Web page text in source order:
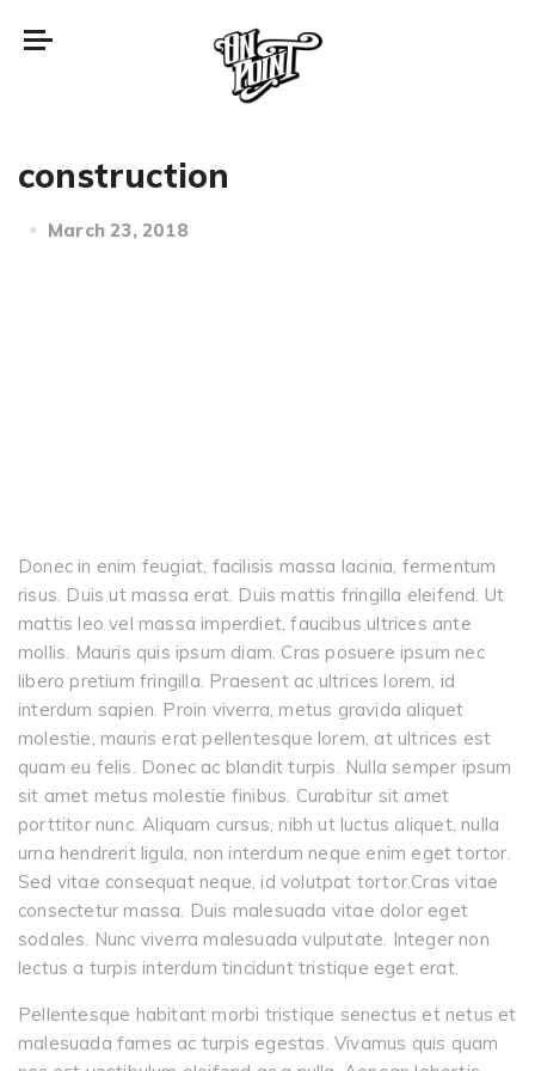
construction
March 23, 2018
Donec in enim feugiat, facilisis massa lacinia, fermentum
risus. Duis ut massa erat. Duis mattis fringilla eleifend. Ut
mattis leo vel massa imperdiet, faucibus ultrices ante
mollis. Mauris quis ipsum diam. Cras posuere ipsum nec
libero pretium fringilla. Praesent ac ultrices lorem, id
interdum sapien. Proin viverra, metus gravida aliquet
molestie, mauris erat pellentesque lorem, at ultrices est
quam eu felis. Donec ac blandit turpis. Nulla semper ipsum
sit amet metus molestie finibus. Curabitur sit amet
porttitor nunc. Aliquam cursus, nibh ut luctus aliquet, nulla
urna hendrerit ligula, non interdum neque enim eget tortor.
Sed vitae consequat neque, id volutpat tortor.Cras vitae
consectetur massa. Duis malesuada vitae dolor eget
sodales. Nunc viverra malesuada vulputate. Integer non
lectus a turpis interdum tincidunt tristique eget erat.
Pellentesque habitant morbi tristique senectus et netus et
malesuada fames ac turpis egestas. Vivamus quis quam